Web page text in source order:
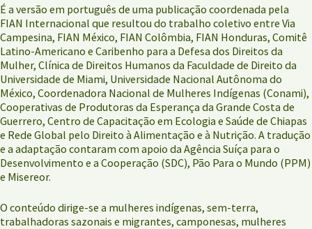
É a versão em português de uma publicação coordenada pela
FIAN Internacional que resultou do trabalho coletivo entre Via
Campesina, FIAN México, FIAN Colômbia, FIAN Honduras, Comitê
Latino-Americano e Caribenho para a Defesa dos Direitos da
Mulher, Clínica de Direitos Humanos da Faculdade de Direito da
Universidade de Miami, Universidade Nacional Autônoma do
México, Coordenadora Nacional de Mulheres Indígenas (Conami),
Cooperativas de Produtoras da Esperança da Grande Costa de
Guerrero, Centro de Capacitação em Ecologia e Saúde de Chiapas
e Rede Global pelo Direito à Alimentação e à Nutrição. A tradução
e a adaptação contaram com apoio da Agência Suíça para o
Desenvolvimento e a Cooperação (SDC), Pão Para o Mundo (PPM)
e Misereor.
O conteúdo dirige-se a mulheres indígenas, sem-terra,
trabalhadoras sazonais e migrantes, camponesas, mulheres